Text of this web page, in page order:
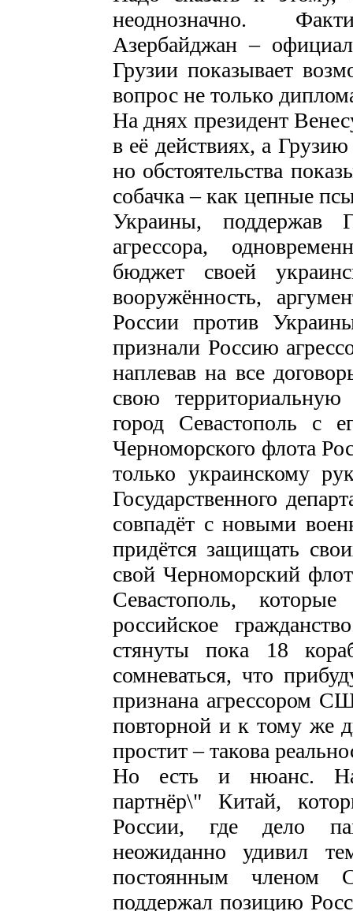
неоднозначно.
Азербайджан –
Грузии показывает
вопрос не только
На днях президент
в её действиях, а
но обстоятельства
собачка – как цепные
Украины,
агрессора,
бюджет своей
вооружённость,
России против
признали Россию
наплевав на все
свою
город Севастополь с
Черноморского флота
только украинскому
Государственного
совпадёт с новыми
придётся защищать
свой Черноморский
Севастополь,
российское
стянуты пока 18
сомневаться, что
признана агрессором
повторной и к тому же
простит – такова
Но есть и нюанс.
партнёр\" Китай,
России, где дело
неожиданно удивил
постоянным членом
поддержал позицию